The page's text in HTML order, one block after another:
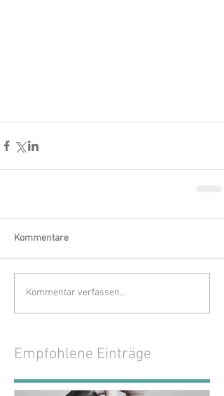
Kommentare
Kommentar verfassen...
Empfohlene Einträge